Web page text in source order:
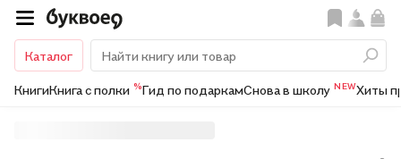
Каталог
КнигиКнига с полки %Гид по подаркамСнова в школу NEWХиты